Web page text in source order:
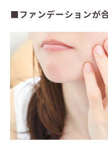
■ファンデーションが